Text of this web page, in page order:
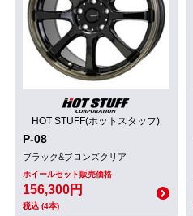
HOT STUFF(ホットスタッフ)
P-08
ブラック&ブロンズクリア
ホイールセット販売価格
156,300円
税込 (4本)